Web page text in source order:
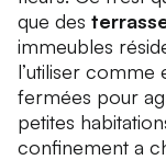
que des
immeubles
l’utiliser comme
fermées pour
petites
confinement a